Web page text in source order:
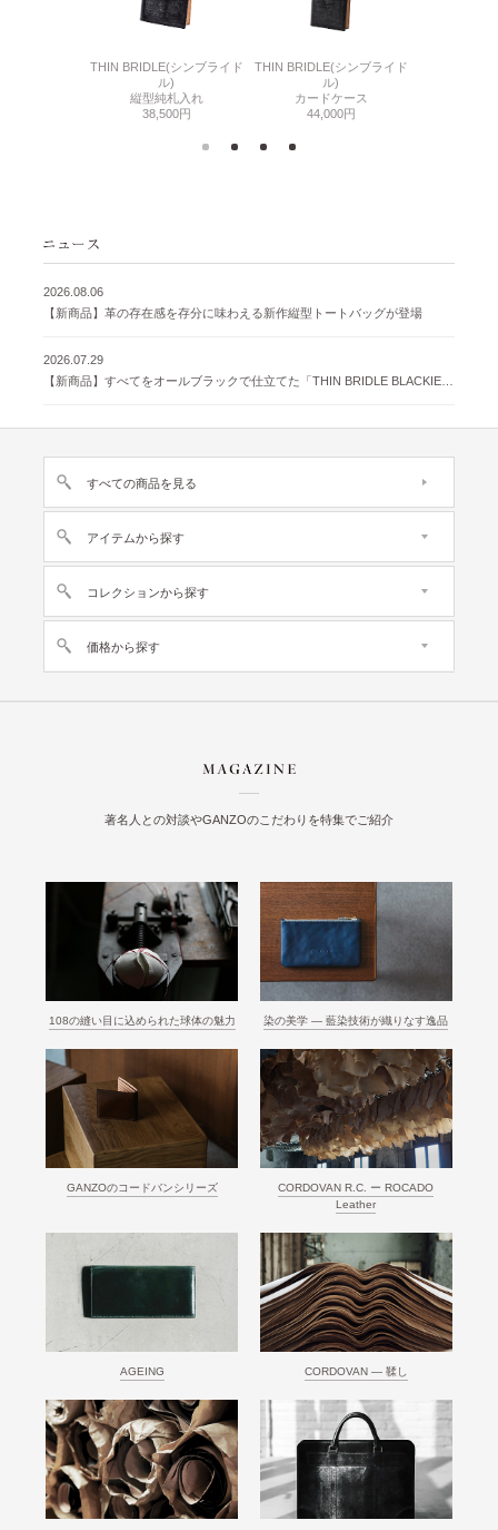
THIN BRIDLE(シンブライド
ル)
縦型純札入れ
38,500円
THIN BRIDLE(シンブライド
ル)
カードケース
44,000円
2026.08.06
【新商品】革の存在感を存分に味わえる新作縦型トートバッグが登場
2026.07.29
すべての商品を見る
アイテムから探す
コレクションから探す
価格から探す
著名人との対談やGANZOのこだわりを特集でご紹介
108の縫い目に込められた球体の魅力 染の美学 ― 藍染技術が織りなす逸品
GANZOのコードバンシリーズ
CORDOVAN R.C. ー ROCADO
Leather
AGEING CORDOVAN ― 鞣し